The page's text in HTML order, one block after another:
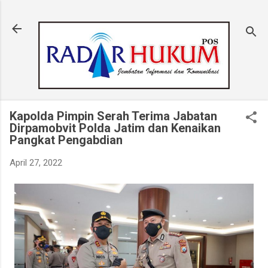
Kapolda Pimpin Serah Terima Jabatan
Dirpamobvit Polda Jatim dan Kenaikan
Pangkat Pengabdian
April 27, 2022